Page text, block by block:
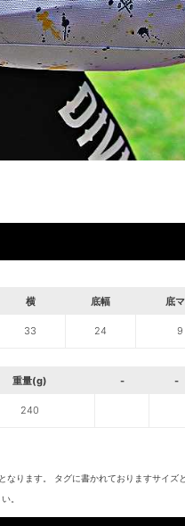
横 底幅 底
33 24 9
重量(g) - -
240
ります。 タグに書かれておりますサイズ
。